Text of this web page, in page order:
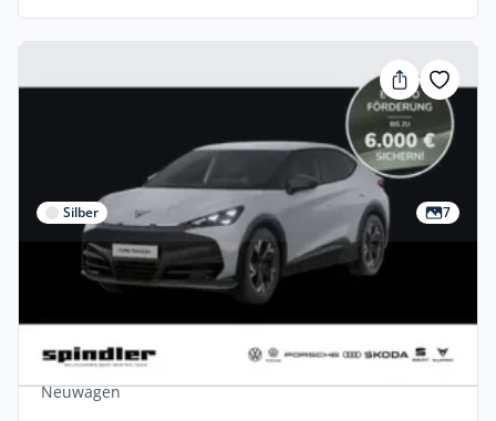
Silber 7
Gewerbe
Cupra Tavascan Endurance +++SOFORT
Elektro •Automatik •
285 PS (210 kW)
Neuwagen